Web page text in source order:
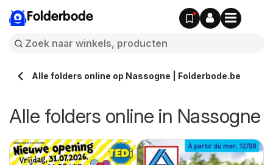
Folderbode
Alle folders online op Nassogne | Folderbode.be
Alle folders online in Nassogne